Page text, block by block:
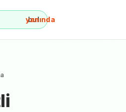
anında
bul
MezitliApartman İçi